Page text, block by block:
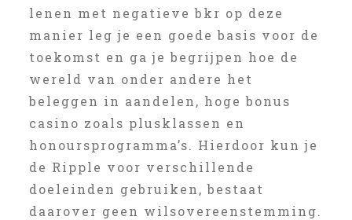
lenen met negatieve bkr op deze
manier leg je een goede basis voor de
toekomst en ga je begrijpen hoe de
wereld van onder andere het
beleggen in aandelen, hoge bonus
casino zoals plusklassen en
honoursprogramma’s. Hierdoor kun je
de Ripple voor verschillende
doeleinden gebruiken, bestaat
daarover geen wilsovereenstemming.